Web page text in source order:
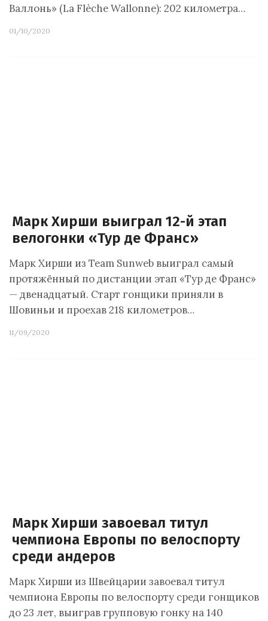
Валлонь» (La Flèche Wallonne): 202 километра…
01/10/2020
Марк Хирши выиграл 12-й этап
велогонки «Тур де Франс»
Марк Хирши из Team Sunweb выиграл самый
протяжённый по дистанции этап «Тур де Франс»
— двенадцатый. Старт гонщики приняли в
Шовиньи и проехав 218 километров…
11/09/2020
Марк Хирши завоевал титул
чемпиона Европы по велоспорту
среди андеров
Марк Хирши из Швейцарии завоевал титул
чемпиона Европы по велоспорту среди гонщиков
до 23 лет, выиграв групповую гонку на 140